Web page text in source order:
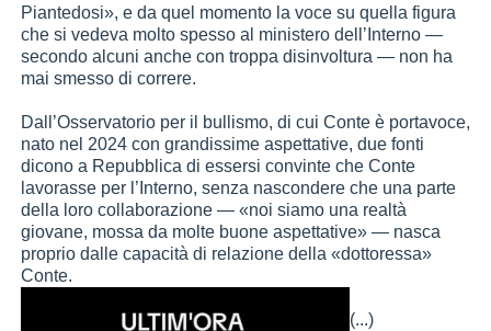
Piantedosi», e da quel momento la voce su quella figura
che si vedeva molto spesso al ministero dell’Interno —
secondo alcuni anche con troppa disinvoltura — non ha
mai smesso di correre.
Dall’Osservatorio per il bullismo, di cui Conte è portavoce,
nato nel 2024 con grandissime aspettative, due fonti
dicono a Repubblica di essersi convinte che Conte
lavorasse per l’Interno, senza nascondere che una parte
della loro collaborazione — «noi siamo una realtà
giovane, mossa da molte buone aspettative» — nasca
proprio dalle capacità di relazione della «dottoressa»
Conte.
(...)